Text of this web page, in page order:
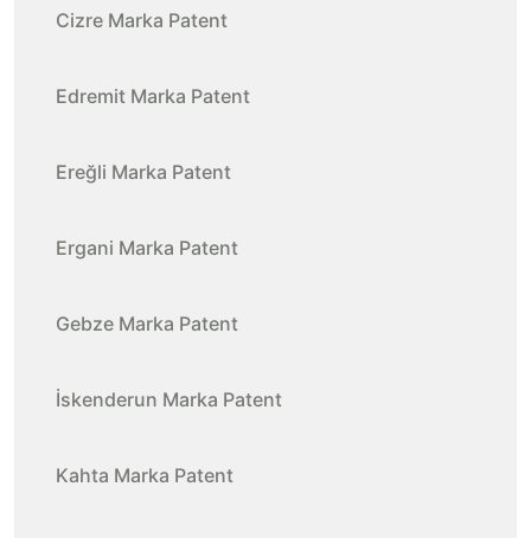
Cizre Marka Patent
Edremit Marka Patent
Ereğli Marka Patent
Ergani Marka Patent
Gebze Marka Patent
İskenderun Marka Patent
Kahta Marka Patent